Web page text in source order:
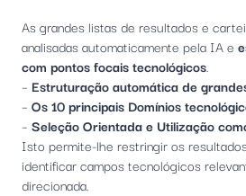
As grandes listas de resultados e
analisadas automaticamente pela IA e
com pontos focais tecnológicos.
– Estruturação automática de
– Os 10 principais Domínios
– Seleção Orientada e Utilização
Isto permite-lhe restringir os
identificar campos tecnológicos
direcionada.